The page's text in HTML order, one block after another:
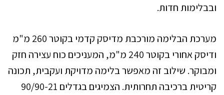
ובבלימות חדות.
מערכת הבלימה מורכבת מדיסק קדמי בקוטר 260 מ"מ
ודיסק אחורי בקוטר 240 מ"מ, המעניכים כוח עצירה חזק
ומבוקר. שילוב זה מאפשר בלימה מדויקת ועקבית, תכונה
קריטית ברכיבה תחרותית. הצמיגים בגדלים 90/90-21